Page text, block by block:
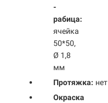
-
рабица:
ячейка
50*50,
Ø 1,8
мм
Протяжка: нет
Окраска